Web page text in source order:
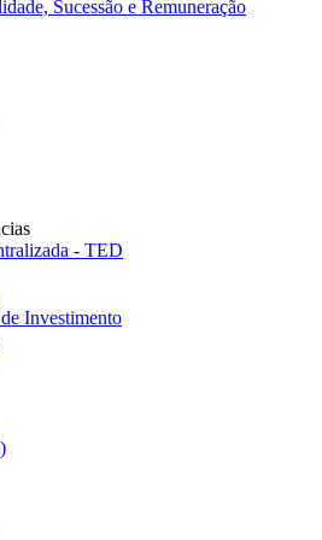
Sucessão e Remuneração
- TED
Investimento